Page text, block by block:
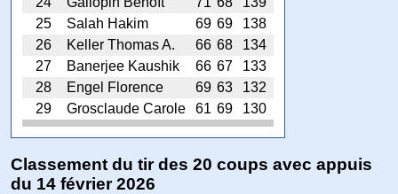
25
Salah Hakim 69 69
138
26
Keller Thomas A. 66 68
134
27
Banerjee Kaushik 66 67
133
28
Engel Florence 69 63
132
29
Grosclaude Carole 61 69 130
Classement du tir des 20 coups avec appuis
du 14 février 2026